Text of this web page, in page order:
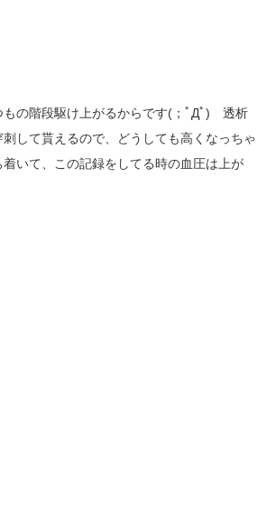
もの階段駆け上がるからです(；ﾟДﾟ) 透析
して貰えるので、どうしても高くなっちゃ
いて、この記録をしてる時の血圧は上が